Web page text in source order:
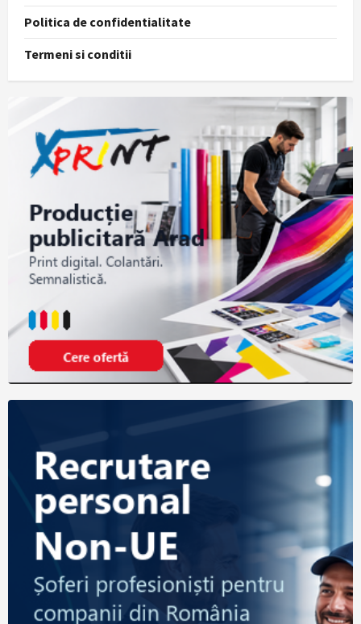
Politica de confidentialitate
Termeni si conditii